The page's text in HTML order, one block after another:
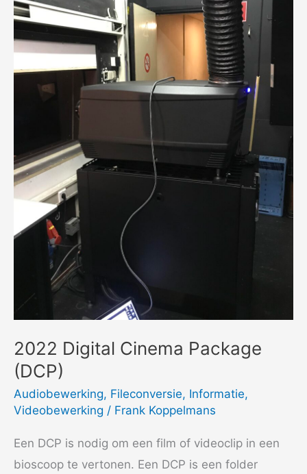
2022 Digital Cinema Package
(DCP)
Audiobewerking, Fileconversie, Informatie,
Videobewerking / Frank Koppelmans
Een DCP is nodig om een film of videoclip in een
bioscoop te vertonen. Een DCP is een folder